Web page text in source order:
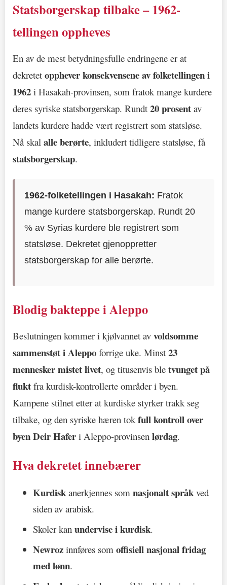
Statsborgerskap tilbake – 1962-
tellingen oppheves
En av de mest betydningsfulle endringene er at
dekretet opphever konsekvensene av folketellingen i
1962 i Hasakah-provinsen, som fratok mange kurdere
deres syriske statsborgerskap. Rundt 20 prosent av
landets kurdere hadde vært registrert som statsløse.
Nå skal alle berørte, inkludert tidligere statsløse, få
statsborgerskap.
1962-folketellingen i Hasakah: Fratok
mange kurdere statsborgerskap. Rundt 20
% av Syrias kurdere ble registrert som
statsløse. Dekretet gjenoppretter
statsborgerskap for alle berørte.
Blodig bakteppe i Aleppo
Beslutningen kommer i kjølvannet av voldsomme
sammenstøt i Aleppo forrige uke. Minst 23
mennesker mistet livet, og titusenvis ble tvunget på
flukt fra kurdisk-kontrollerte områder i byen.
Kampene stilnet etter at kurdiske styrker trakk seg
tilbake, og den syriske hæren tok full kontroll over
byen Deir Hafer i Aleppo-provinsen lørdag.
Hva dekretet innebærer
Kurdisk anerkjennes som nasjonalt språk ved
siden av arabisk.
Skoler kan undervise i kurdisk.
Newroz innføres som offisiell nasjonal fridag
med lønn.